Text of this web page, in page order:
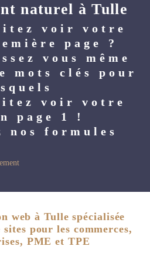
naturel à Tulle
voir votre
page ?
vous même
mots clés pour
voir votre
page 1 !
nos formules
web à Tulle spécialisée
pour les commerces,
PME et TPE